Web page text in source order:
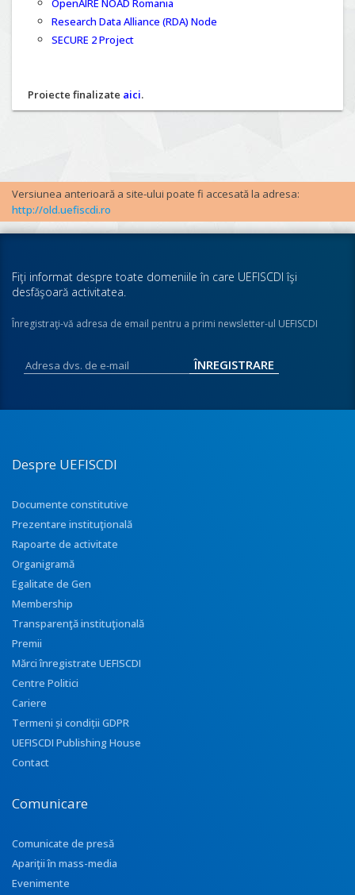
OpenAIRE NOAD Romania
Research Data Alliance (RDA) Node
SECURE 2 Project
Proiecte finalizate aici.
Versiunea anterioară a site-ului poate fi accesată la adresa:
http://old.uefiscdi.ro
Fiţi informat despre toate domeniile în care UEFISCDI îşi
desfăşoară activitatea.
Înregistraţi-vă adresa de email pentru a primi newsletter-ul UEFISCDI
Despre UEFISCDI
Documente constitutive
Prezentare instituţională
Rapoarte de activitate
Organigramă
Egalitate de Gen
Membership
Transparenţă instituţională
Premii
Mărci înregistrate UEFISCDI
Centre Politici
Cariere
Termeni și condiții GDPR
UEFISCDI Publishing House
Contact
Comunicare
Comunicate de presă
Apariţii în mass-media
Evenimente